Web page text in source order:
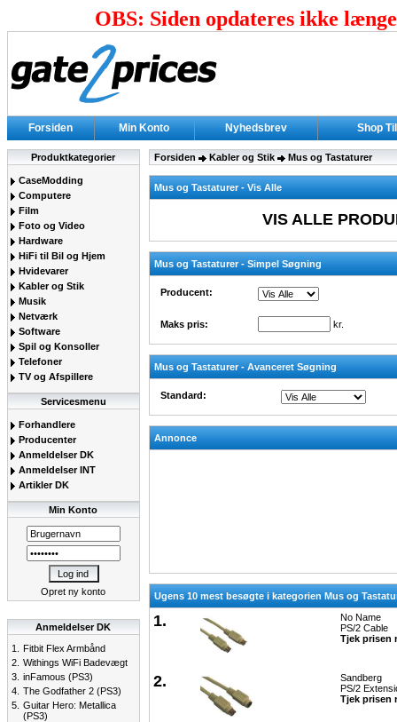
OBS: Siden opdateres ikke
Forsiden Min Konto Nyhedsbrev Shop
Produktkategorier
CaseModding
Computere
Film
Foto og Video
Hardware
HiFi til Bil og Hjem
Hvidevarer
Kabler og Stik
Musik
Netværk
Software
Spil og Konsoller
Telefoner
TV og Afspillere
Servicesmenu
Forhandlere
Producenter
Anmeldelser DK
Anmeldelser INT
Artikler DK
Min Konto
Opret ny konto
Anmeldelser DK
1.
Fitbit Flex Armbånd
2. Withings WiFi Badevægt
3. inFamous (PS3)
4. The Godfather 2 (PS3)
5. Guitar Hero: Metallica
(PS3)
Forsiden Kabler og Stik Mus og Tastaturer
Mus og Tastaturer - Vis Alle
VIS ALLE
Mus og Tastaturer - Simpel Søgning
Producent:
Maks pris: kr.
Mus og Tastaturer - Avanceret Søgning
Standard:
Annonce
Ugens 10 mest besøgte i kategorien Mus og
1.
No Name
PS/2 Cable
Tjek prisen
2.
Sandberg
PS/2
Tjek prisen